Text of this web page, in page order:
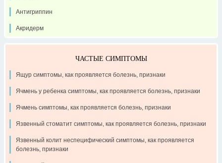
Антигриппин
Акридерм
ЧАСТЫЕ СИМПТОМЫ
Ящур симптомы, как проявляется болезнь, признаки
Ячмень у ребенка симптомы, как проявляется болезнь, признаки
Ячмень симптомы, как проявляется болезнь, признаки
Язвенный стоматит симптомы, как проявляется болезнь, признаки
Язвенный колит неспецифический симптомы, как проявляется
болезнь, признаки